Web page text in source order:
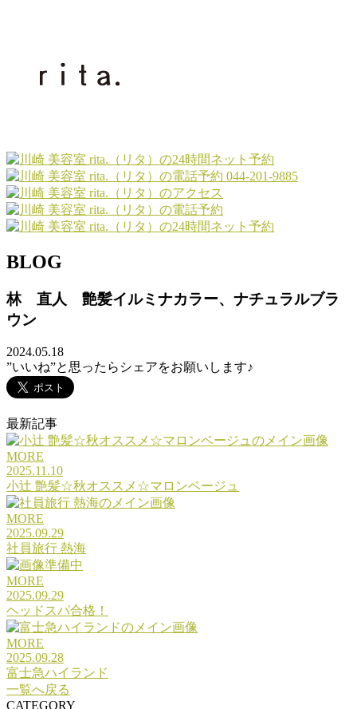
044-201-9885
BLOG
林 直人 艶髪イルミナカラー、ナチュラルブラ
ウン
2024.05.18
”いいね”と思ったらシェアをお願いします♪
最新記事
MORE
2025.11.10
小辻 艶髪☆秋オススメ☆マロンベージュ
MORE
2025.09.29
社員旅行 熱海
MORE
2025.09.29
ヘッドスパ合格！
MORE
2025.09.28
富士急ハイランド
一覧へ戻る
CATEGORY